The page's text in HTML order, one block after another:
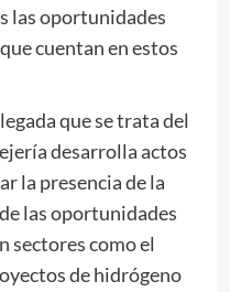
las oportunidades
cuentan en estos
que se trata del
desarrolla actos
la presencia de la
las oportunidades
sectores como el
de hidrógeno